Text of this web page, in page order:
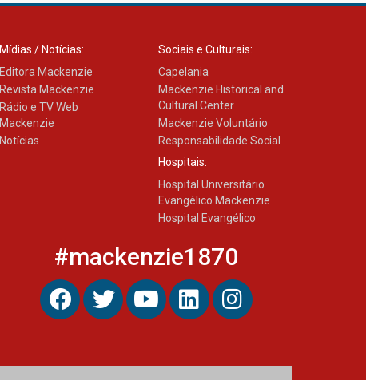
Mídias / Notícias:
Editora Mackenzie
Revista Mackenzie
Rádio e TV Web
Mackenzie
Notícias
Sociais e Culturais:
Capelania
Mackenzie Historical and
Cultural Center
Mackenzie Voluntário
Responsabilidade Social
Hospitais:
Hospital Universitário
Evangélico Mackenzie
Hospital Evangélico
#mackenzie1870